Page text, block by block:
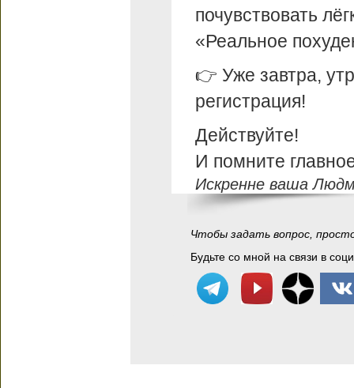
почувствовать
«Реальное
👉 Уже завтра,
регистрация!
Действуйте!
И помните
Искренне ваша
Чтобы задать вопрос,
Будьте со мной на связи в